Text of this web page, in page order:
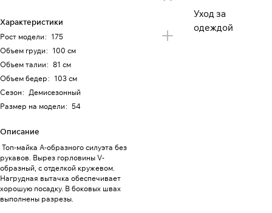
Характеристики
Рост модели: 175
Объем груди: 100 см
Объем талии: 81 см
Объем бедер: 103 см
Сезон: Демисезонный
Размер на модели: 54
Описание
Топ-майка А-образного силуэта без
рукавов. Вырез горловины V-
образный, с отделкой кружевом.
Нагрудная вытачка обеспечивает
хорошую посадку. В боковых швах
выполнены разрезы.
Уход за
одеждой